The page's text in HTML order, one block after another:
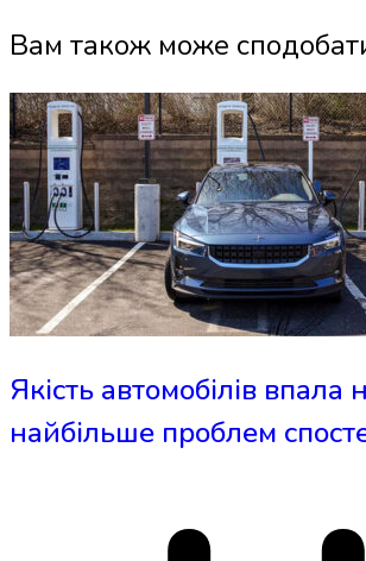
Вам також може
Якість автомобілів впала
найбільше проблем